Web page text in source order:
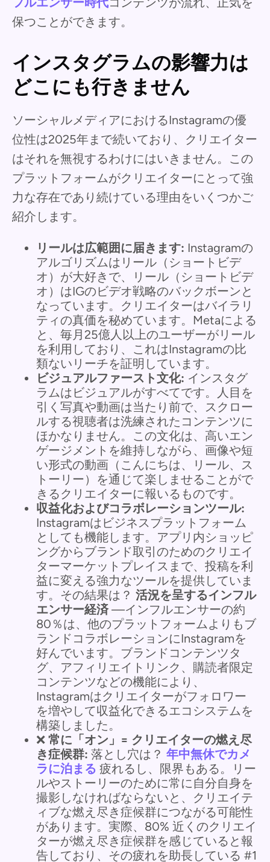
保つことができます。
インスタグラムの影響力は
どこにも行きません
ソーシャルメディアにおけるInstagramの優
位性は2025年まで続いており、クリエイター
はそれを無視するわけにはいきません。この
プラットフォームがクリエイターにとって強
力な存在であり続けている理由をいくつかご
紹介します。
リールは広範囲に届きます: Instagramの
アルゴリズムはリール（ショートビデ
オ）が大好きで、リール（ショートビデ
オ）はIGのビデオ戦略のバックボーンと
なっています。クリエイターはバイラリ
ティの真価を秘めています。Metaによる
と、毎月25億人以上のユーザーがリール
を利用しており、これはInstagramの比
類ないリーチを証明しています。
ビジュアルファースト文化: インスタグ
ラムはビジュアルがすべてです。人目を
引く写真や動画は当たり前で、スクロー
ルする視聴者は洗練されたコンテンツに
ほかなりません。この文化は、高いエン
ゲージメントを維持しながら、画像や短
い形式の動画（こんにちは、リール、ス
トーリー）を通じて楽しませることがで
きるクリエイターに報いるものです。
収益化およびコラボレーションツール:
Instagramはビジネスプラットフォーム
としても機能します。アプリ内ショッピ
ングからブランド取引のためのクリエイ
ターマーケットプレイスまで、投稿を利
益に変える強力なツールを提供していま
す。その結果は？ 活況を呈するインフル
エンサー経済—インフルエンサーの約
80％は、他のプラットフォームよりもブ
ランドコラボレーションにInstagramを
好んでいます。ブランドコンテンツタ
グ、アフィリエイトリンク、購読者限定
コンテンツなどの機能により、
Instagramはクリエイターがフォロワー
を増やして収益化できるエコシステムを
構築しました。
❌ 常に「オン」= クリエイターの燃え尽
き症候群: 落とし穴は？ 年中無休でカメ
ラに泊まる 疲れるし、限界もある。リー
ルやストーリーのために常に自分自身を
撮影しなければならないと、クリエイテ
ィブな燃え尽き症候群につながる可能性
があります。実際、80% 近くのクリエイ
ターが燃え尽き症候群を感じていると報
告しており、その疲れを助長している #1